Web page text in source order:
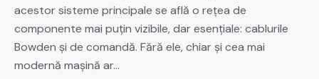
acestor sisteme principale se află o rețea de
componente mai puțin vizibile, dar esențiale: cablurile
Bowden și de comandă. Fără ele, chiar și cea mai
modernă mașină ar…